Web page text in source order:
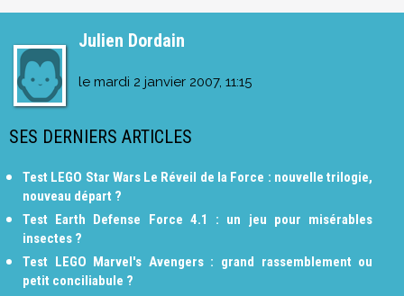
Julien Dordain
le mardi 2 janvier 2007, 11:15
SES DERNIERS ARTICLES
Test LEGO Star Wars Le Réveil de la Force : nouvelle trilogie,
nouveau départ ?
Test Earth Defense Force 4.1 : un jeu pour misérables
insectes ?
Test LEGO Marvel's Avengers : grand rassemblement ou
petit conciliabule ?